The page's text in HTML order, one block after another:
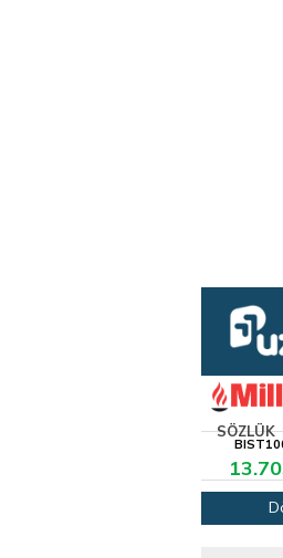
SÖZLÜK